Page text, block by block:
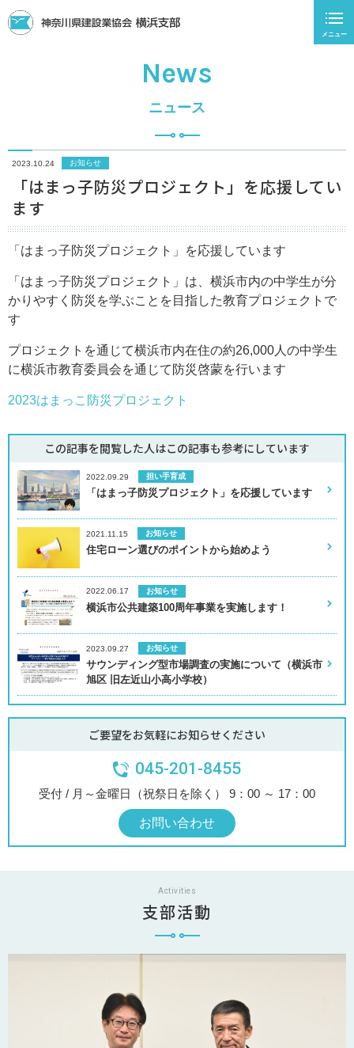
メニュー
News
ニュース
2023.10.24 お知らせ
「はまっ子防災プロジェクト」を応援してい
ます
「はまっ子防災プロジェクト」を応援しています
「はまっ子防災プロジェクト」は、横浜市内の中学生が分
かりやすく防災を学ぶことを目指した教育プロジェクトで
す
プロジェクトを通じて横浜市内在住の約26,000人の中学生
に横浜市教育委員会を通じて防災啓蒙を行います
2023はまっこ防災プロジェクト
この記事を閲覧した人はこの記事も参考にしています
2022.09.29 担い手育成
「はまっ子防災プロジェクト」を応援しています
2021.11.15 お知らせ
住宅ローン選びのポイントから始めよう
2022.06.17 お知らせ
横浜市公共建築100周年事業を実施します！
2023.09.27 お知らせ
サウンディング型市場調査の実施について（横浜市
旭区 旧左近山小高小学校）
ご要望をお気軽にお知らせください
045-201-8455
受付 / 月～金曜日（祝祭日を除く） 9：00 ～ 17：00
お問い合わせ
Activities
支部活動